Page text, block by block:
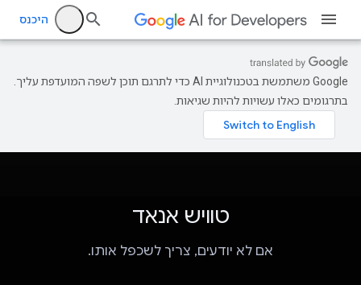
היכנס
‫Google משתמשת בטכנולוגיית AI כדי לתרגם תוכן לשפה המועדפת עליך.
בתרגומים כאלו עשויות להיות שגיאות.
טוויש אנאד
אם לא יודעים, צריך לשכפל אותו.